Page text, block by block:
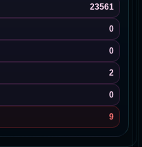
23561
0
0
2
0
9